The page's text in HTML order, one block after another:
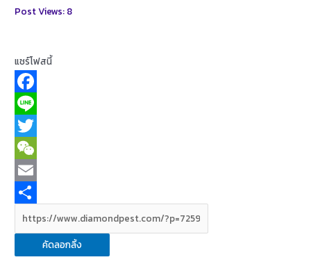
Post Views: 8
แชร์โฟสนี้
F
a
c
e
b
o
k
L
n
e
T
w
t
e
W
e
h
a
E
m
a
i
h
a
คัดลอกลิ้ง